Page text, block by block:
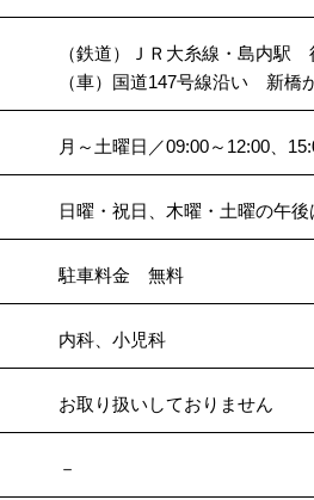
（鉄道）ＪＲ大糸線・島内駅
（車）国道147号線沿い 新橋
月～土曜日／09:00～12:00、
日曜・祝日、木曜・土曜の午
駐車料金 無料
内科、小児科
お取り扱いしておりません
－